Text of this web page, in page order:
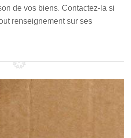
de vos biens. Contactez-la si
renseignement sur ses